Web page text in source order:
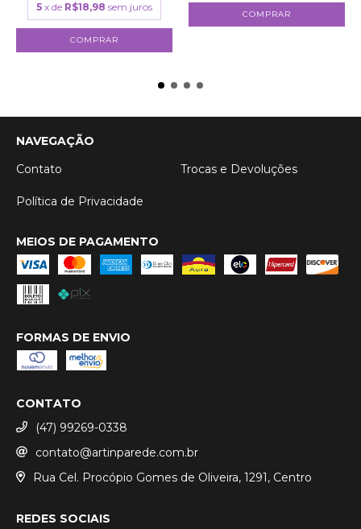
5 x de R$18,98 sem juros
COMPRAR
COMPRAR
NAVEGAÇÃO
Contato
Trocas e Devoluções
Política de Privacidade
MEIOS DE PAGAMENTO
FORMAS DE ENVIO
CONTATO
(47) 99269-0338
contato@artinparede.com.br
Rua Cel. Procópio Gomes de Oliveira, 1291, Centro
REDES SOCIAIS